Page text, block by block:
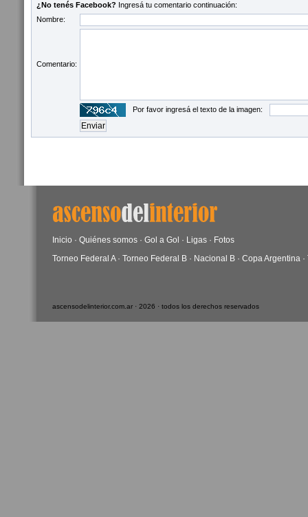
¿No tenés Facebook? Ingresá tu comentario continuación:
Nombre:
Comentario:
Por favor ingresá el texto de la imagen:
Inicio · Quiénes somos · Gol a Gol · Ligas · Fotos
Torneo Federal A· Torneo Federal B · Nacional B · Copa Argentina ·
ascensodelinterior.com.ar · 2026 · todos los derechos reservados